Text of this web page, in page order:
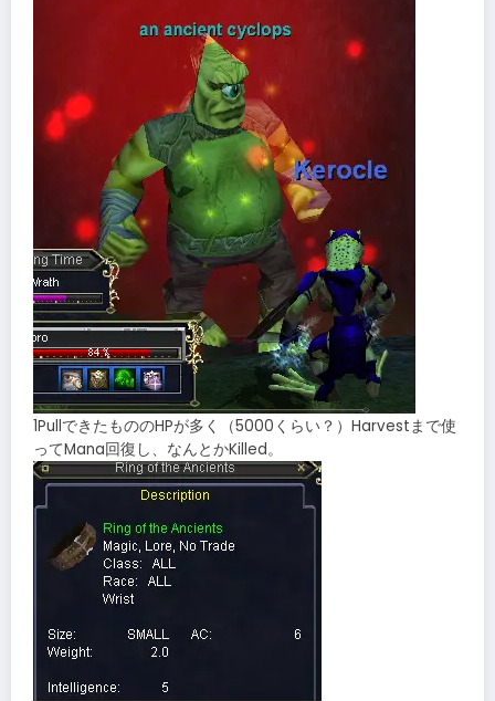
1PullできたもののHPが多く（5000くらい？）Harvestまで使
ってMana回復し、なんとかKilled。